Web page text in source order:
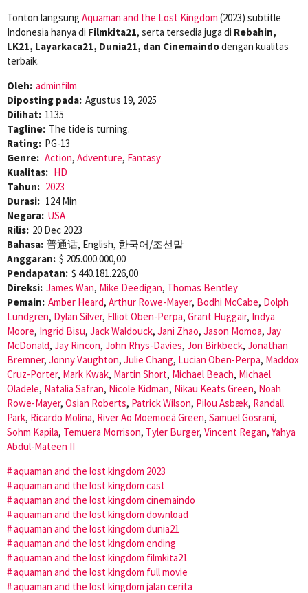
Tonton langsung Aquaman and the Lost Kingdom (2023) subtitle
Indonesia hanya di Filmkita21, serta tersedia juga di Rebahin,
LK21, Layarkaca21, Dunia21, dan Cinemaindodengan kualitas
terbaik.
Oleh: adminfilm
Diposting pada: Agustus 19, 2025
Dilihat: 1135
Tagline: The tide is turning.
Rating: PG-13
Genre: Action, Adventure, Fantasy
Kualitas: HD
Tahun: 2023
Durasi: 124 Min
Negara: USA
Rilis: 20 Dec 2023
Bahasa: 普通话, English, 한국어/조선말
Anggaran: $ 205.000.000,00
Pendapatan: $ 440.181.226,00
Direksi: James Wan, Mike Deedigan, Thomas Bentley
Pemain: Amber Heard, Arthur Rowe-Mayer, Bodhi McCabe, Dolph
Lundgren, Dylan Silver, Elliot Oben-Perpa, Grant Huggair, Indya
Moore, Ingrid Bisu, Jack Waldouck, Jani Zhao, Jason Momoa, Jay
McDonald, Jay Rincon, John Rhys-Davies, Jon Birkbeck, Jonathan
Bremner, Jonny Vaughton, Julie Chang, Lucian Oben-Perpa, Maddox
Cruz-Porter, Mark Kwak, Martin Short, Michael Beach, Michael
Oladele, Natalia Safran, Nicole Kidman, Nikau Keats Green, Noah
Rowe-Mayer, Osian Roberts, Patrick Wilson, Pilou Asbæk, Randall
Park, Ricardo Molina, River Ao Moemoeā Green, Samuel Gosrani,
Sohm Kapila, Temuera Morrison, Tyler Burger, Vincent Regan, Yahya
Abdul-Mateen II
aquaman and the lost kingdom 2023
aquaman and the lost kingdom cast
aquaman and the lost kingdom cinemaindo
aquaman and the lost kingdom download
aquaman and the lost kingdom dunia21
aquaman and the lost kingdom ending
aquaman and the lost kingdom filmkita21
aquaman and the lost kingdom full movie
aquaman and the lost kingdom jalan cerita